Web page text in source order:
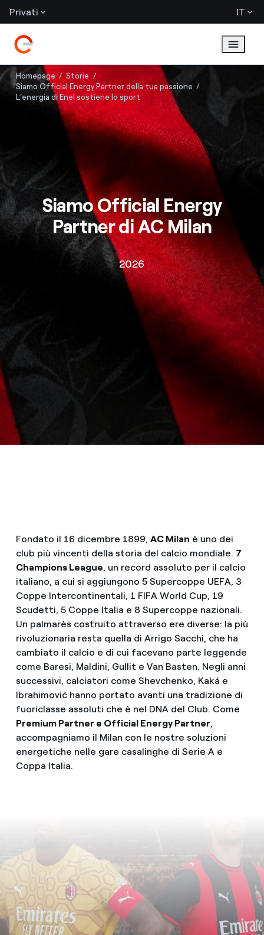
Privati IT
Homepage
Storie
Siamo Official Energy Partner della tua passione
L’energia di Enel sostiene lo sport
Siamo Official Energy
Partner di AC Milan
2026
Fondato il 16 dicembre 1899, AC Milan è uno dei
club più vincenti della storia del calcio mondiale. 7
Champions League, un record assoluto per il calcio
italiano, a cui si aggiungono 5 Supercoppe UEFA, 3
Coppe Intercontinentali, 1 FIFA World Cup, 19
Scudetti, 5 Coppe Italia e 8 Supercoppe nazionali.
Un palmarès costruito attraverso ere diverse: la più
rivoluzionaria resta quella di Arrigo Sacchi, che ha
cambiato il calcio e di cui facevano parte leggende
come Baresi, Maldini, Gullit e Van Basten. Negli anni
successivi, calciatori come Shevchenko, Kaká e
Ibrahimović hanno portato avanti una tradizione di
fuoriclasse assoluti che è nel DNA del Club. Come
Premium Partner e Official Energy Partner,
accompagniamo il Milan con le nostre soluzioni
energetiche nelle gare casalinghe di Serie A e
Coppa Italia.